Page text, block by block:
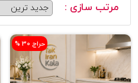
مرتب سازی :
% حراج 30